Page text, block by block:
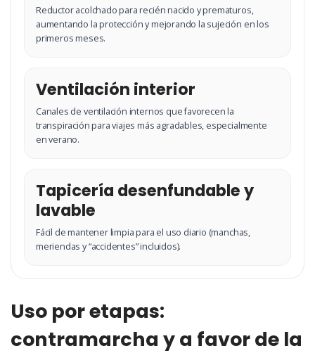
Reductor acolchado para recién nacido y prematuros,
aumentando la protección y mejorando la sujeción en los
primeros meses.
Ventilación interior
Canales de ventilación internos que favorecen la
transpiración para viajes más agradables, especialmente
en verano.
Tapicería desenfundable y
lavable
Fácil de mantener limpia para el uso diario (manchas,
meriendas y “accidentes” incluidos).
Uso por etapas:
contramarcha y a favor de la